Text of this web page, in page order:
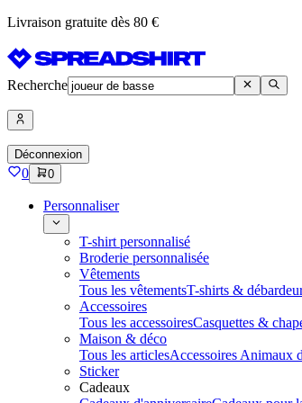
Livraison gratuite dès 80 €
Recherche
Déconnexion
0 0
Personnaliser
T-shirt personnalisé
Broderie personnalisée
Vêtements
Tous les vêtementsT-shirts &
Accessoires
Tous les accessoiresCasquettes &
Maison & déco
Tous les articlesAccessoires Animaux
Sticker
Cadeaux